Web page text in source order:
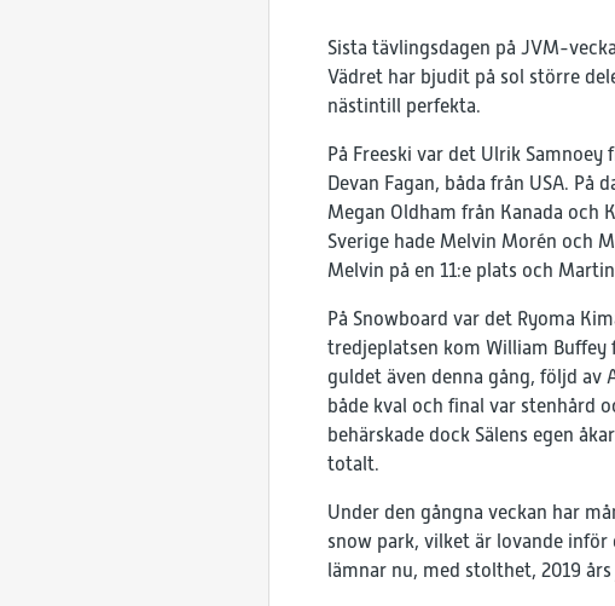
Sista tävlingsdagen på JVM-
Vädret har bjudit på sol större
nästintill perfekta.
På Freeski var det Ulrik
Devan Fagan, båda från USA.
Megan Oldham från Kanada och
Sverige hade Melvin Morén och
Melvin på en 11:e plats och
På Snowboard var det Ryoma
tredjeplatsen kom William Buffey
guldet även denna gång, följd av
både kval och final var stenhård
behärskade dock Sälens egen
totalt.
Under den gångna veckan har
snow park, vilket är lovande
lämnar nu, med stolthet, 2019